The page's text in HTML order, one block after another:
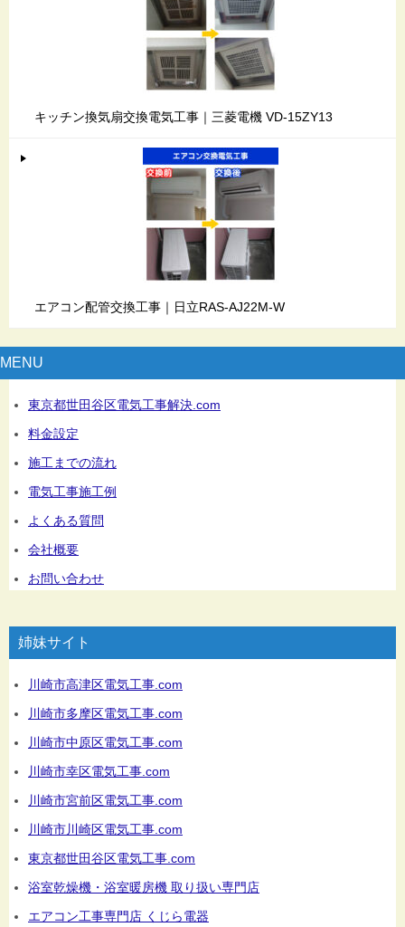
キッチン換気扇交換電気工事｜三菱電機 VD-15ZY13
エアコン配管交換工事｜日立RAS-AJ22M-W
MENU
東京都世田谷区電気工事解決.com
料金設定
施工までの流れ
電気工事施工例
よくある質問
会社概要
お問い合わせ
姉妹サイト
川崎市高津区電気工事.com
川崎市多摩区電気工事.com
川崎市中原区電気工事.com
川崎市幸区電気工事.com
川崎市宮前区電気工事.com
川崎市川崎区電気工事.com
東京都世田谷区電気工事.com
浴室乾燥機・浴室暖房機 取り扱い専門店
エアコン工事専門店 くじら電器